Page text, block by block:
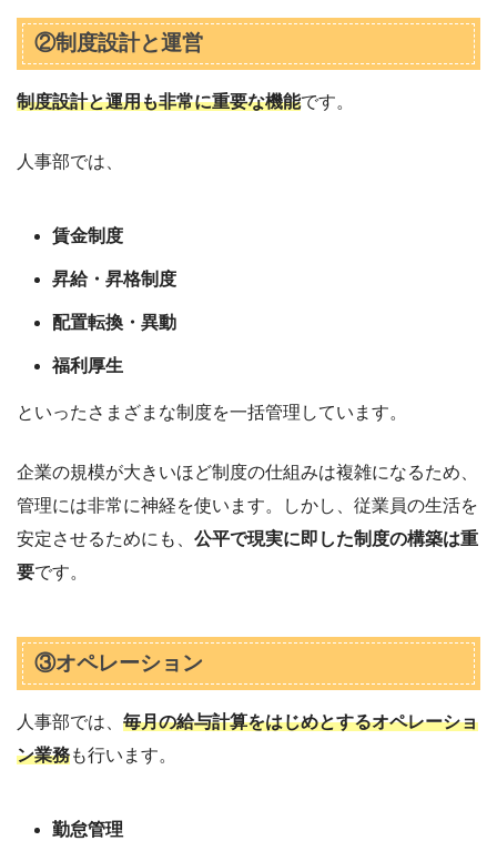
②制度設計と運営
制度設計と運用も非常に重要な機能です。
人事部では、
賃金制度
昇給・昇格制度
配置転換・異動
福利厚生
といったさまざまな制度を一括管理しています。
企業の規模が大きいほど制度の仕組みは複雑になるため、
管理には非常に神経を使います。しかし、従業員の生活を
安定させるためにも、 公平で現実に即した制度の構築は重
要です。
③オペレーション
人事部では、 毎月の給与計算をはじめとするオペレーショ
ン業務も行います。
勤怠管理